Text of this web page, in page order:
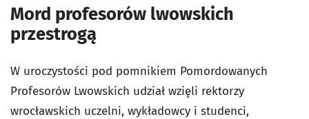
Mord profesorów lwowskich
przestrogą
W uroczystości pod pomnikiem Pomordowanych
Profesorów Lwowskich udział wzięli rektorzy
wrocławskich uczelni, wykładowcy i studenci,